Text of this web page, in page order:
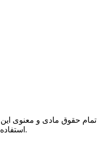
تمام حقوق مادی و معنوی
استفاده از مطالب با ذکر منبع بلامانع است.